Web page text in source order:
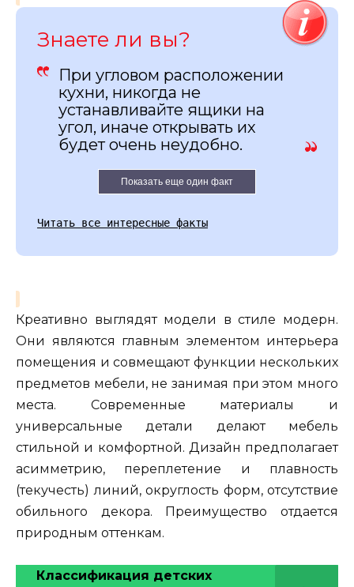
Знаете ли вы?
При угловом расположении
кухни, никогда не
устанавливайте ящики на
угол, иначе открывать их
будет очень неудобно.
Показать еще один факт
Читать все интересные факты
Креативно выглядят модели в стиле модерн.
Они являются главным элементом интерьера
помещения и совмещают функции нескольких
предметов мебели, не занимая при этом много
места. Современные материалы и
универсальные детали делают мебель
стильной и комфортной. Дизайн предполагает
асимметрию, переплетение и плавность
(текучесть) линий, округлость форм, отсутствие
обильного декора. Преимущество отдается
природным оттенкам.
Классификация детских